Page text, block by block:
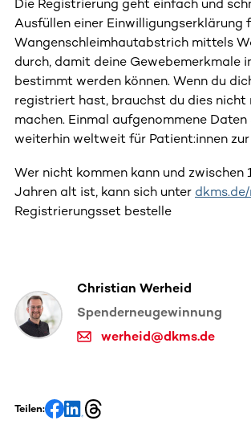
Die Registrierung geht einfach und
Ausfüllen einer Einwilligungserklärung
Wangenschleimhautabstrich mittels
durch, damit deine Gewebemerkmale
bestimmt werden können. Wenn du
registriert hast, brauchst du dies nicht
machen. Einmal aufgenommene Daten
weiterhin weltweit für Patient:innen zur
Wer nicht kommen kann und zwischen
Jahren alt ist, kann sich unter
Registrierungsset bestelle
Christian Werheid
Spenderneugewinnung
werheid@dkms.de
Teilen: